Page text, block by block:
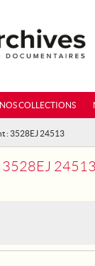
NOS COLLECTIONS
: 3528EJ 24513
3528EJ 24513